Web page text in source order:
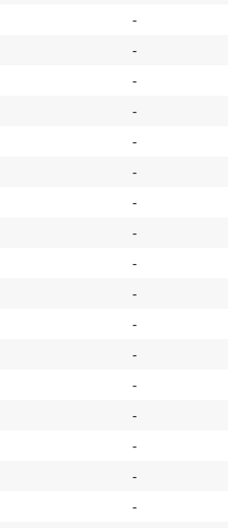
-
-
-
-
-
-
-
-
-
-
-
-
-
-
-
-
-